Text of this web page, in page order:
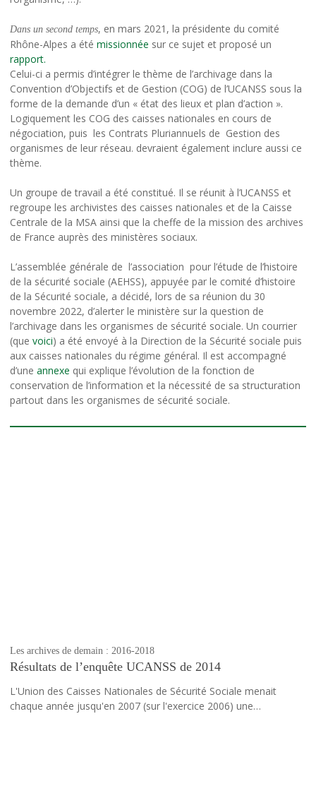
Dans un second temps, en mars 2021, la présidente du comité
Rhône-Alpes a été missionnée sur ce sujet et proposé un
rapport.
Celui-ci a permis d’intégrer le thème de l’archivage dans la
Convention d’Objectifs et de Gestion (COG) de l’UCANSS sous la
forme de la demande d’un « état des lieux et plan d’action ».
Logiquement les COG des caisses nationales en cours de
négociation, puis les Contrats Pluriannuels de Gestion des
organismes de leur réseau. devraient également inclure aussi ce
thème.
Un groupe de travail a été constitué. Il se réunit à l’UCANSS et
regroupe les archivistes des caisses nationales et de la Caisse
Centrale de la MSA ainsi que la cheffe de la mission des archives
de France auprès des ministères sociaux.
L’assemblée générale de l’association pour l’étude de l’histoire
de la sécurité sociale (AEHSS), appuyée par le comité d’histoire
de la Sécurité sociale, a décidé, lors de sa réunion du 30
novembre 2022, d’alerter le ministère sur la question de
l’archivage dans les organismes de sécurité sociale. Un courrier
(que voici) a été envoyé à la Direction de la Sécurité sociale puis
aux caisses nationales du régime général. Il est accompagné
d’une annexe qui explique l’évolution de la fonction de
conservation de l’information et la nécessité de sa structuration
partout dans les organismes de sécurité sociale.
Les archives de demain : 2016-2018
Résultats de l’enquête UCANSS de 2014
L'Union des Caisses Nationales de Sécurité Sociale menait
chaque année jusqu'en 2007 (sur l'exercice 2006) une…